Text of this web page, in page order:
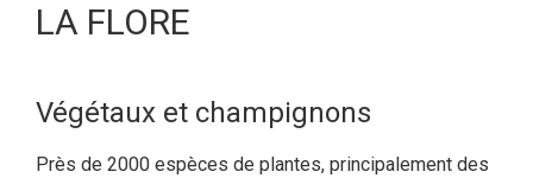
LA FLORE
Végétaux et champignons
Près de 2000 espèces de plantes, principalement des